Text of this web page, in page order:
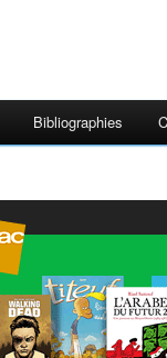
Bibliographies